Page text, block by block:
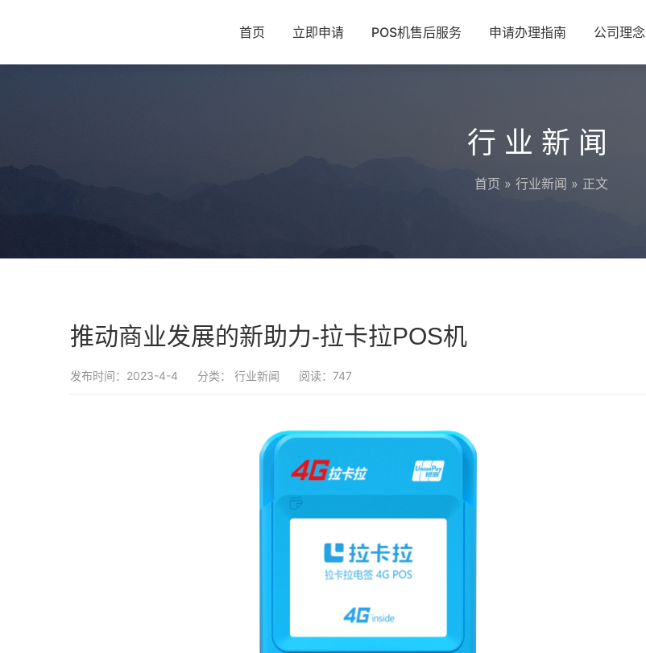
首页 立即申请 POS机售后服务 申请办理指南 公司理念
行业新闻
首页 » 行业新闻 » 正文
推动商业发展的新助力-拉卡拉POS机
发布时间：2023-4-4 分类： 行业新闻 阅读：747